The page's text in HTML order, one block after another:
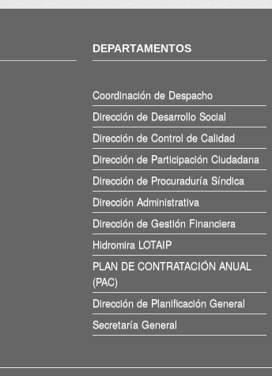
DEPARTAMENTOS
Coordinación de Despacho
Dirección de Desarrollo Social
Dirección de Control de Calidad
Dirección de Participación Ciudadana
Dirección de Procuraduría Síndica
Dirección Administrativa
Dirección de Gestión Financiera
Hidromira LOTAIP
PLAN DE CONTRATACIÓN ANUAL
(PAC)
Dirección de Planificación General
Secretaría General